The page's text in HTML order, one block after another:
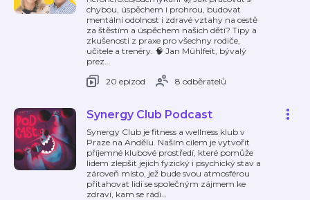
chybou, úspěchem i prohrou, budovat
mentální odolnost i zdravé vztahy na cestě
za štěstím a úspěchem našich dětí? Tipy a
zkušenosti z praxe pro všechny rodiče,
učitele a trenéry. 🧠 Jan Mühlfeit, bývalý
prez…
20 epizod
8 odběratelů
Synergy Club Podcast
Synergy Club je fitness a wellness klub v
Praze na Andělu. Naším cílem je vytvořit
příjemné klubové prostředí, které pomůže
lidem zlepšit jejich fyzický i psychický stav a
zároveň místo, jež bude svou atmosférou
přitahovat lidi se společným zájmem ke
zdraví, kam se rádi…